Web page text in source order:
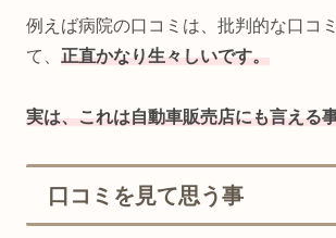
例えば病院の口コミは、批判的な口コ
て、 正直かなり生々しいです。
実は、これは自動車販売店にも言える
口コミを見て思う事